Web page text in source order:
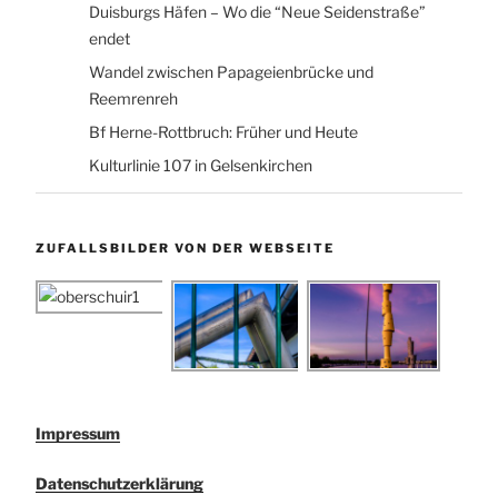
Duisburgs Häfen – Wo die “Neue Seidenstraße”
endet
Wandel zwischen Papageienbrücke und
Reemrenreh
Bf Herne-Rottbruch: Früher und Heute
Kulturlinie 107 in Gelsenkirchen
ZUFALLSBILDER VON DER WEBSEITE
Impressum
Datenschutzerklärung